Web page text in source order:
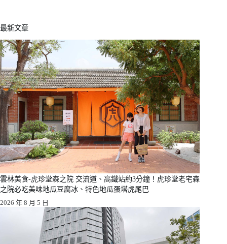
最新文章
雲林美食-虎珍堂森之院 交流道、高鐵站約3分鐘！虎珍堂老宅森
之院必吃美味地瓜豆腐冰、特色地瓜蛋塔虎尾巴
2026 年 8 月 5 日